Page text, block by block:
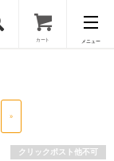
カート メニュー
»
クリックポスト他不可